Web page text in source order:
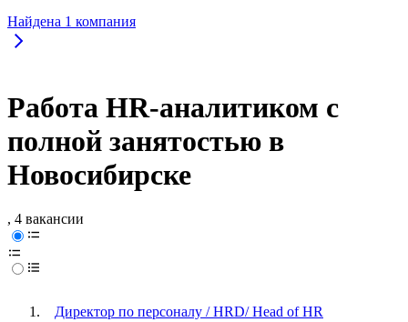
Найдена 1 компания
Работа HR-аналитиком с
полной занятостью в
Новосибирске
, 4 вакансии
Директор по персоналу / HRD/ Head of HR